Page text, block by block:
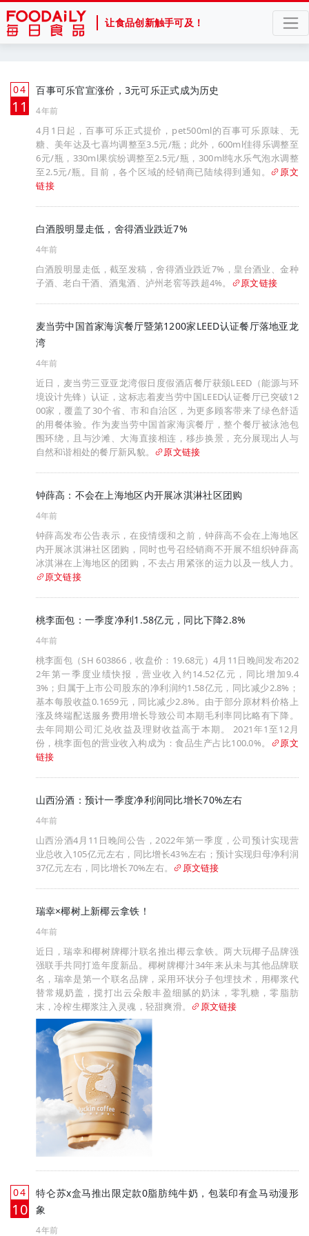
让食品创新触手可及！
04
月
11
百事可乐官宣涨价，3元可乐正式成为历史
4年前
4月1日起，百事可乐正式提价，pet500ml的百事可乐原味、无
糖、美年达及七喜均调整至3.5元/瓶；此外，600ml佳得乐调整至
6元/瓶，330ml果缤纷调整至2.5元/瓶，300ml纯水乐气泡水调整
至2.5元/瓶。目前，各个区域的经销商已陆续得到通知。
原文
链接
白酒股明显走低，舍得酒业跌近7%
4年前
白酒股明显走低，截至发稿，舍得酒业跌近7%，皇台酒业、金种
子酒、老白干酒、酒鬼酒、泸州老窖等跌超4%。
原文链接
麦当劳中国首家海滨餐厅暨第1200家LEED认证餐厅落地亚龙
湾
4年前
近日，麦当劳三亚亚龙湾假日度假酒店餐厅获颁LEED（能源与环
境设计先锋）认证，这标志着麦当劳中国LEED认证餐厅已突破12
00家，覆盖了30个省、市和自治区，为更多顾客带来了绿色舒适
的用餐体验。作为麦当劳中国首家海滨餐厅，整个餐厅被泳池包
围环绕，且与沙滩、大海直接相连，移步换景，充分展现出人与
自然和谐相处的餐厅新风貌。
原文链接
钟薛高：不会在上海地区内开展冰淇淋社区团购
4年前
钟薛高发布公告表示，在疫情缓和之前，钟薛高不会在上海地区
内开展冰淇淋社区团购，同时也号召经销商不开展不组织钟薛高
冰淇淋在上海地区的团购，不去占用紧张的运力以及一线人力。
原文链接
桃李面包：一季度净利1.58亿元，同比下降2.8%
4年前
桃李面包（SH 603866，收盘价：19.68元）4月11日晚间发布202
2年第一季度业绩快报，营业收入约14.52亿元，同比增加9.4
3%；归属于上市公司股东的净利润约1.58亿元，同比减少2.8%；
基本每股收益0.1659元，同比减少2.8%。由于部分原材料价格上
涨及终端配送服务费用增长导致公司本期毛利率同比略有下降。
去年同期公司汇兑收益及理财收益高于本期。 2021年1至12月
份，桃李面包的营业收入构成为：食品生产占比100.0%。
原文
链接
山西汾酒：预计一季度净利润同比增长70%左右
4年前
山西汾酒4月11日晚间公告，2022年第一季度，公司预计实现营
业总收入105亿元左右，同比增长43%左右；预计实现归母净利润
37亿元左右，同比增长70%左右。
原文链接
瑞幸×椰树上新椰云拿铁！
4年前
近日，瑞幸和椰树牌椰汁联名推出椰云拿铁。两大玩椰子品牌强
强联手共同打造年度新品。椰树牌椰汁34年来从未与其他品牌联
名，瑞幸是第一个联名品牌，采用环状分子包埋技术，用椰浆代
替常规奶盖，搅打出云朵般丰盈细腻的奶沫，零乳糖，零脂肪
末，冷榨生椰浆注入灵魂，轻甜爽滑。
原文链接
04
月
10
特仑苏x盒马推出限定款0脂肪纯牛奶，包装印有盒马动漫形
象
4年前